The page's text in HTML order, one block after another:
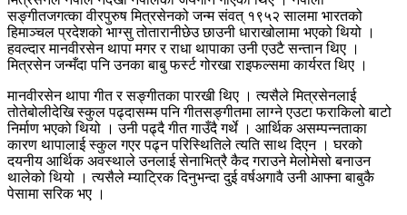
सङ्गीतजगत्का वीरपुरुष मित्रसेनको जन्म संवत् १९५२ सालमा भारतको
हिमाञ्चल प्रदेशको भाग्सु तोतारानीछेउ छाउनी धाराखोलामा भएको थियो ।
हवल्दार मानवीरसेन थापा मगर र राधा थापाका उनी एउटै सन्तान थिए ।
मित्रसेन जन्मँदा पनि उनका बाबु फर्स्ट गोरखा राइफल्समा कार्यरत थिए ।
मानवीरसेन थापा गीत र सङ्गीतका पारखी थिए । त्यसैले मित्रसेनलाई
तोतेबोलीदेखि स्कुल पढ्दासम्म पनि गीतसङ्गीतमा लाग्ने एउटा फराकिलो बाटो
निर्माण भएको थियो । उनी पढ्दै गीत गाउँदै गर्थे । आर्थिक असम्पन्नताका
कारण थापालाई स्कुल गएर पढ्न परिस्थितिले त्यति साथ दिएन । घरको
दयनीय आर्थिक अवस्थाले उनलाई सेनाभित्रै कैद गराउने मेलोमेसो बनाउन
थालेको थियो । त्यसैले म्याट्रिक दिनुभन्दा दुई वर्षअगावै उनी आफ्ना बाबुकै
पेसामा सरिक भए ।